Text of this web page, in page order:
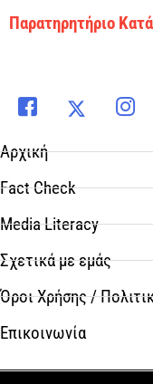
Παρατηρητήριο
Αρχική
Fact Check
Media Literacy
Σχετικά με εμάς
Όροι Χρήσης /
Επικοινωνία